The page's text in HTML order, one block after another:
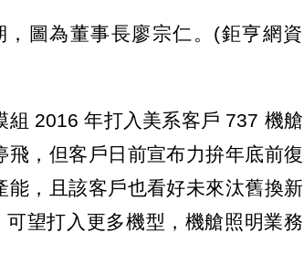
圖為董事長廖宗仁。(鉅亨網資
2016 年打入美系客戶 737 機艙
，但客戶日前宣布力拚年底前復
，且該客戶也看好未來汰舊換新
望打入更多機型，機艙照明業務